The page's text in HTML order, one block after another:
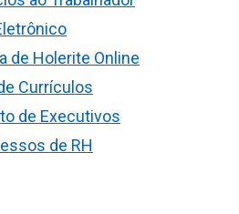
de Holerite Online
Currículos
de Executivos
de RH